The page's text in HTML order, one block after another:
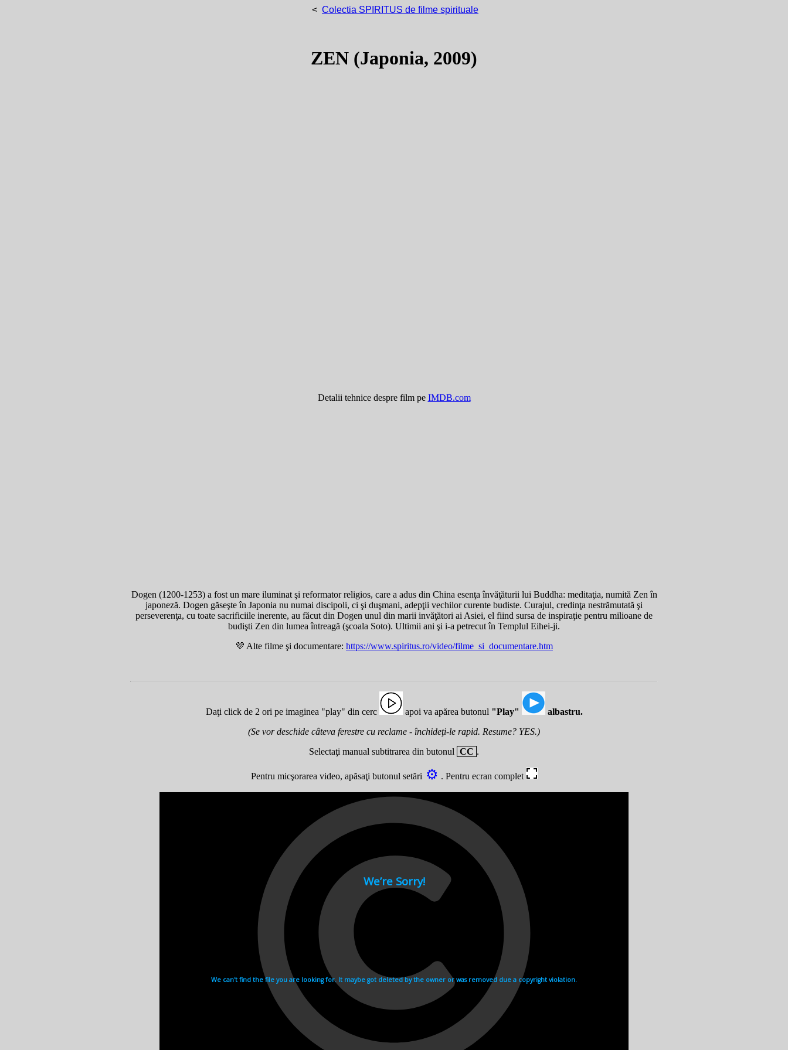
< Colectia SPIRITUS de filme spirituale
ZEN (Japonia, 2009)
Detalii tehnice despre film pe IMDB.com
Dogen (1200-1253) a fost un mare iluminat şi reformator religios, care a adus din China esenţa învăţăturii lui Buddha: meditaţia, numită Zen în
japoneză. Dogen găseşte în Japonia nu numai discipoli, ci şi duşmani, adepţii vechilor curente budiste. Curajul, credinţa nestrămutată şi
perseverenţa, cu toate sacrificiile inerente, au făcut din Dogen unul din marii invăţători ai Asiei, el fiind sursa de inspiraţie pentru milioane de
budişti Zen din lumea întreagă (şcoala Soto). Ultimii ani şi i-a petrecut în Templul Eihei-ji.
💜 Alte filme şi documentare: https://www.spiritus.ro/video/filme_si_documentare.htm
Daţi click de 2 ori pe imaginea "play" din cerc apoi va apărea butonul "Play"
albastru.
(Se vor deschide câteva ferestre cu reclame - închideţi-le rapid. Resume? YES.)
Selectaţi manual subtitrarea din butonul CC .
Pentru micşorarea video, apăsaţi butonul setări⚙ . Pentru ecran complet